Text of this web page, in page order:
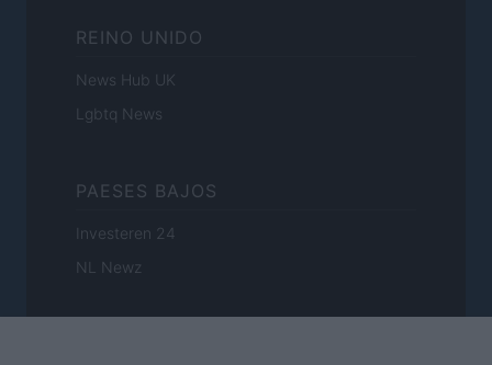
REINO UNIDO
News Hub UK
Lgbtq News
PAESES BAJOS
Investeren 24
NL Newz